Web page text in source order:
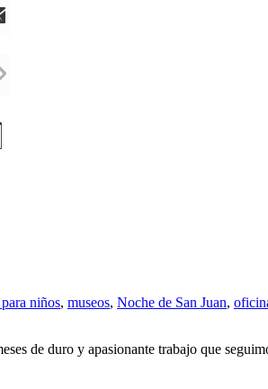
niños, museos, Noche de San Juan,
de duro y apasionante trabajo que